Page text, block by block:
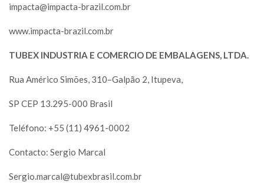
impacta@impacta-brazil.com.br
www.impacta-brazil.com.br
TUBEX INDUSTRIA E COMERCIO DE EMBALAGENS, LTDA.
Rua Américo Simões, 310–Galpão 2, Itupeva,
SP CEP 13.295-000 Brasil
Teléfono: +55 (11) 4961-0002
Contacto: Sergio Marcal
Sergio.marcal@tubexbrasil.com.br